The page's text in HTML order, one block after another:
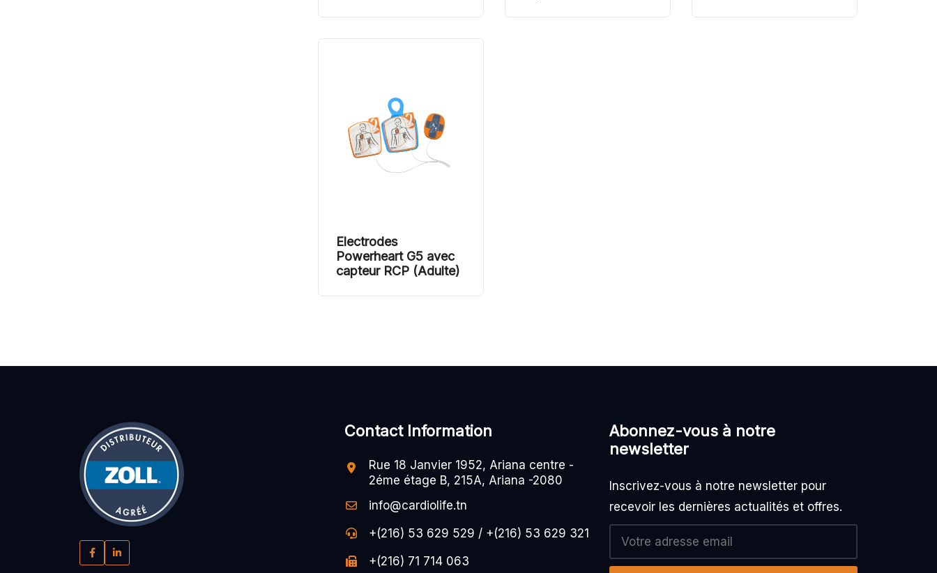
Electrodes
Powerheart G5 avec
capteur RCP (Adulte)
Contact Information
Rue 18 Janvier 1952, Ariana centre -
2éme étage B, 215A, Ariana -2080
info@cardiolife.tn
+(216) 53 629 529 / +(216) 53 629 321
+(216) 71 714 063
Abonnez-vous à notre
newsletter
Inscrivez-vous à notre newsletter pour
recevoir les dernières actualités et offres.